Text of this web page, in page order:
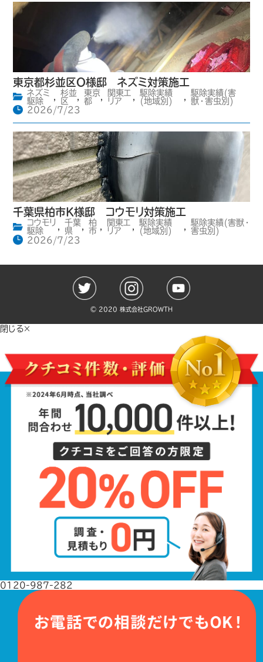
東京都杉並区O様邸 ネズミ対策施工
ネズミ
駆除
杉並
区
東京
都
関東エ
リア
駆除実績
(地域別)
駆除実績(害
獣・害虫別)
2026/7/23
千葉県柏市K様邸 コウモリ対策施工
コウモリ
駆除
,
千葉
県
,
柏
市 ,
関東エ
リア
,
駆除実績
(地域別)
,
駆除実績(害獣・
害虫別)
2026/7/23
©️ 2020 株式会社GROWTH
閉じる×
0120-987-282